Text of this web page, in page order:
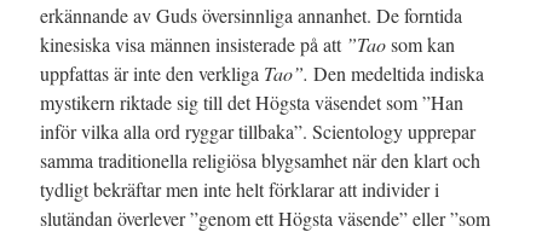
erkännande av Guds översinnliga annanhet. De forntida
kinesiska visa männen insisterade på att ”Taosom kan
uppfattas är inte den verkliga Tao”. Den medeltida indiska
mystikern riktade sig till det Högsta väsendet som ”Han
inför vilka alla ord ryggar tillbaka”. Scientology upprepar
samma traditionella religiösa blygsamhet när den klart och
tydligt bekräftar men inte helt förklarar att individer i
slutändan överlever ”genom ett Högsta väsende” eller ”som